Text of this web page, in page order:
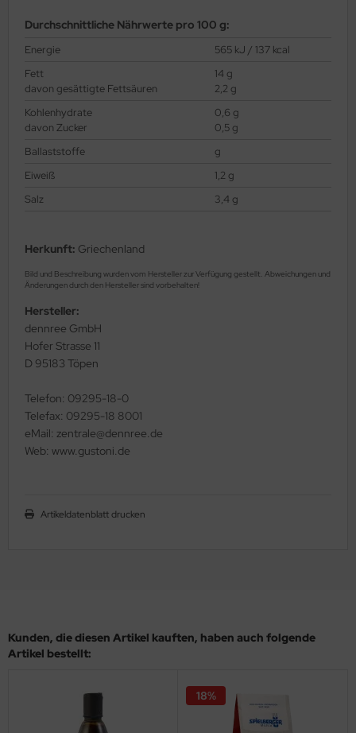
Durchschnittliche Nährwerte pro 100 g:
Energie
565 kJ / 137 kcal
Fett
davon gesättigte Fettsäuren
14 g
2,2 g
Kohlenhydrate
davon Zucker
0,6 g
0,5 g
Ballaststoffe
g
Eiweiß
1,2 g
Salz
3,4 g
Herkunft: Griechenland
Bild und Beschreibung wurden vom Hersteller zur Verfügung gestellt. Abweichungen und
Änderungen durch den Hersteller sind vorbehalten!
Hersteller:
dennree GmbH
Hofer Strasse 11
D 95183 Töpen
Telefon: 09295-18-0
Telefax: 09295-18 8001
eMail: zentrale@dennree.de
Web: www.gustoni.de
Artikeldatenblatt drucken
Kunden, die diesen Artikel kauften, haben auch folgende
Artikel bestellt:
18%